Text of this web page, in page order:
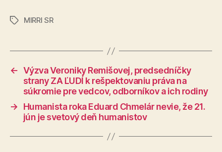
ZnačkyMIRRI SR
← Výzva Veroniky Remišovej, predsedníčky
strany ZA ĽUDÍ k rešpektovaniu práva na
súkromie pre vedcov, odborníkov a ich rodiny
→
Humanista roka Eduard Chmelár nevie, že 21.
jún je svetový deň humanistov